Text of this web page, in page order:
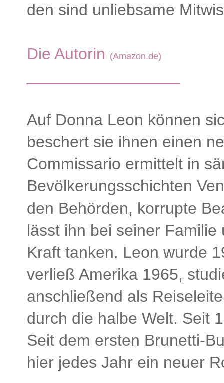
den sind unliebsame
Die Autorin (Amazon.de)
Auf Donna Leon können
beschert sie ihnen einen
Commissario ermittelt in
Bevölkerungsschichten
den Behörden, korrupte
lässt ihn bei seiner
Kraft tanken. Leon wurde
verließ Amerika 1965,
anschließend als
durch die halbe Welt. Seit
Seit dem ersten Brunetti-
hier jedes Jahr ein neuer